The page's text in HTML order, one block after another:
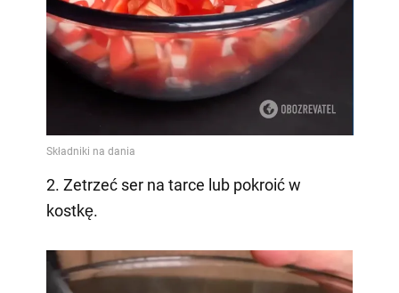
2. Zetrzeć ser na tarce lub pokroić w
kostkę.